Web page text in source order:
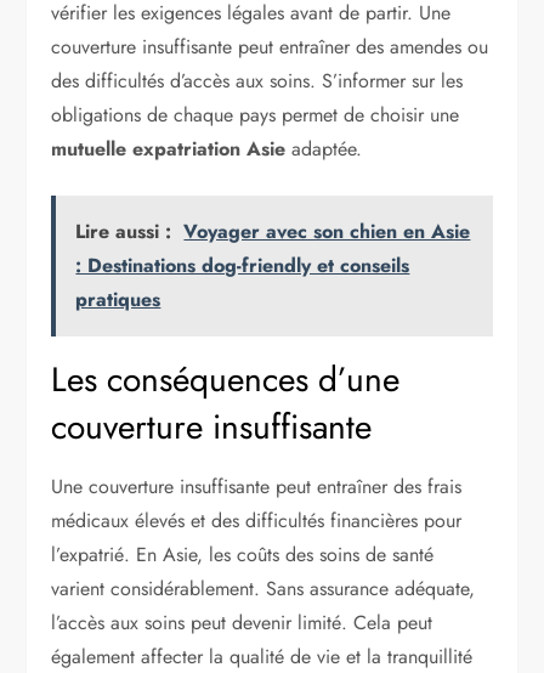
vérifier les exigences légales avant de partir. Une
couverture insuffisante peut entraîner des amendes ou
des difficultés d’accès aux soins. S’informer sur les
obligations de chaque pays permet de choisir une
mutuelle expatriation Asie adaptée.
Lire aussi : Voyager avec son chien en Asie
: Destinations dog-friendly et conseils
pratiques
Les conséquences d’une
couverture insuffisante
Une couverture insuffisante peut entraîner des frais
médicaux élevés et des difficultés financières pour
l’expatrié. En Asie, les coûts des soins de santé
varient considérablement. Sans assurance adéquate,
l’accès aux soins peut devenir limité. Cela peut
également affecter la qualité de vie et la tranquillité